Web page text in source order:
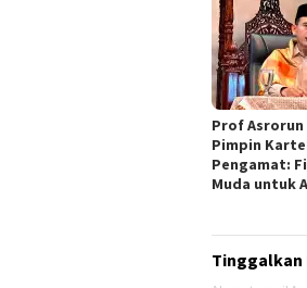
Prof Asrorun
Pimpin
Pengamat:
Muda untuk
Tinggalkan